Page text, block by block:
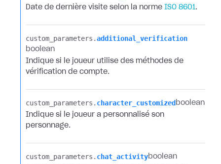
Date de dernière visite selon la norme ISO 8601.
custom_parameters.​additional_verification
boolean
Indique si le joueur utilise des méthodes de
vérification de compte.
custom_parameters.​ character_customized boolean
Indique si le joueur a personnalisé son
personnage.
custom_parameters.​ chat_activityboolean